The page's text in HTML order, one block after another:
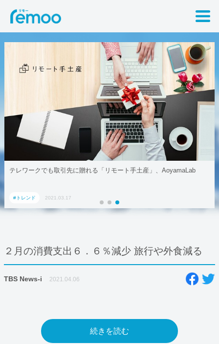
テレワークでも取引先に贈れる「リモート手土産」、AoyamaLab
#トレンド 2021.03.17
２月の消費支出６．６％減少 旅行や外食減る
TBS News-i 2021.04.06
続きを読む